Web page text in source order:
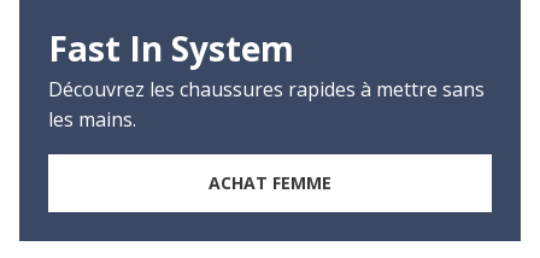
Fast In System
Découvrez les chaussures rapides à mettre sans
les mains.
ACHAT FEMME